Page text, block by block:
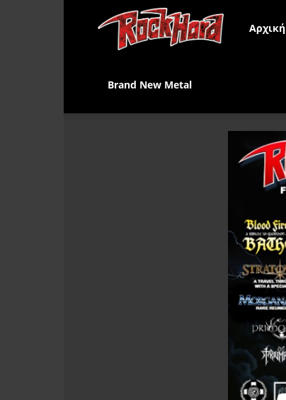
Rock
Greece
Αρχική
Brand New Metal